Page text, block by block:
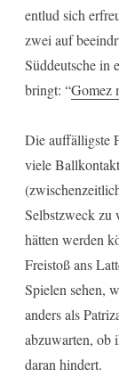
entlud sich
zwei auf
Süddeutsche in
bringt: “Gomez
Die auffälligste
viele
Selbstzweck zu
hätten werden
Freistoß ans
Spielen sehen,
anders als
abzuwarten, ob
daran hindert.